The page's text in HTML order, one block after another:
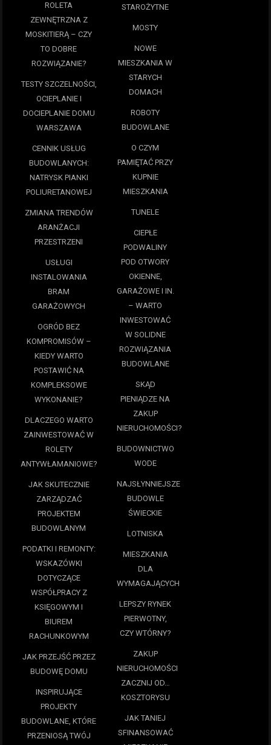
ROLETA
ZEWNĘTRZNA Z
MOSKITIERĄ – CZY
TO DOBRE
ROZWIĄZANIE?
TESTY SZCZELNOŚCI,
OCIEPLANIE I
DOCIEPLANIE DOMU
WARSZAWA
CENNIK USŁUG
BUDOWLANYCH:
NATRYSK PIANKI
POLIURETANOWEJ
ZMIANA TRENDÓW
ARANŻACJI
PRZESTRZENI
USŁUGI
INSTALOWANIA
BRAM
GARAŻOWYCH
OGRÓD BEZ
KOMPROMISÓW –
KIEDY WARTO
POSTAWIĆ NA
KOMPLEKSOWE
WYKONANIE?
DLACZEGO WARTO
ZAINWESTOWAĆ W
ROLETY
ANTYWŁAMANIOWE?
JAK SKUTECZNIE
ZARZĄDZAĆ
PROJEKTEM
BUDOWLANYM
PODATKI I REMONTY:
WSKAZÓWKI
DOTYCZĄCE
WSPÓŁPRACY Z
KSIĘGOWYM I
BIUREM
RACHUNKOWYM
JAK PRZEJŚĆ PRZEZ
BUDOWĘ DOMU
INSPIRUJĄCE
PROJEKTY
BUDOWLANE, KTÓRE
PRZENIOSĄ TWÓJ
STAROŻYTNE
MOSTY
NOWE
MIESZKANIA W
STARYCH
DOMACH
ROBOTY
BUDOWLANE
O CZYM
PAMIĘTAĆ PRZY
KUPNIE
MIESZKANIA
TUNELE
CIEPŁE
PODWALINY
POD OTWORY
OKIENNE,
GARAŻOWE I IN.
– WARTO
INWESTOWAĆ
W SOLIDNE
ROZWIĄZANIA
BUDOWLANE
SKĄD
PIENIĄDZE NA
ZAKUP
NIERUCHOMOŚCI?
BUDOWNICTWO
WODE
NAJSŁYNNIEJSZE
BUDOWLE
ŚWIECKIE
LOTNISKA
MIESZKANIA
DLA
WYMAGAJĄCYCH
LEPSZY RYNEK
PIERWOTNY,
CZY WTÓRNY?
ZAKUP
NIERUCHOMOŚCI
ZACZNIJ OD…
KOSZTORYSU
JAK TANIEJ
SFINANSOWAĆ